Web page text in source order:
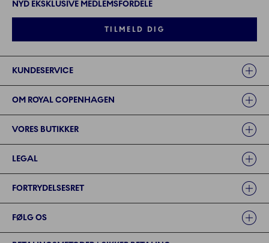
NYD EKSKLUSIVE MEDLEMSFORDELE
TILMELD DIG
KUNDESERVICE
OM ROYAL COPENHAGEN
VORES BUTIKKER
LEGAL
FORTRYDELSESRET
FØLG OS